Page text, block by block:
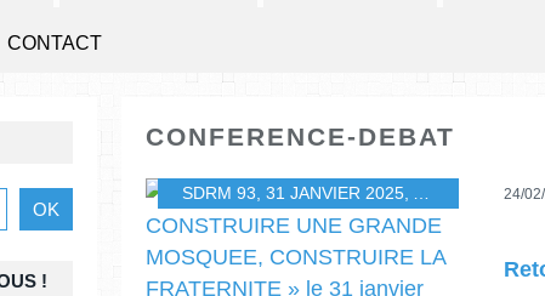
CONTACT
CONFERENCE-DEBAT
SDRM 93, 31 JANVIER 2025, ABDELGHANI
24/
!